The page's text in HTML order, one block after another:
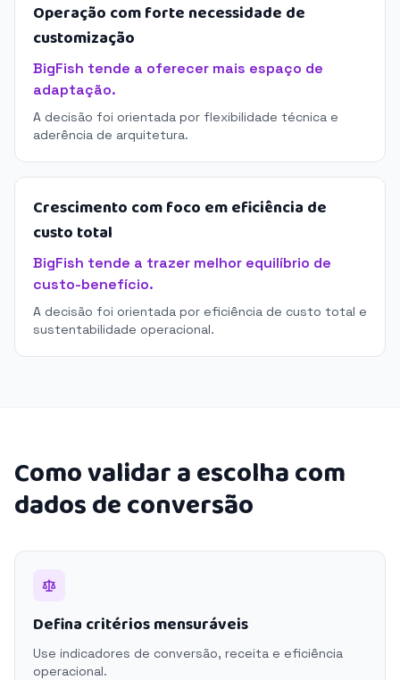
Operação com forte necessidade de
customização
BigFish tende a oferecer mais espaço de
adaptação.
A decisão foi orientada por flexibilidade técnica e
aderência de arquitetura.
Crescimento com foco em eficiência de
custo total
BigFish tende a trazer melhor equilíbrio de
custo-benefício.
A decisão foi orientada por eficiência de custo total e
sustentabilidade operacional.
Como validar a escolha com
dados de conversão
Defina critérios mensuráveis
Use indicadores de conversão, receita e eficiência
operacional.